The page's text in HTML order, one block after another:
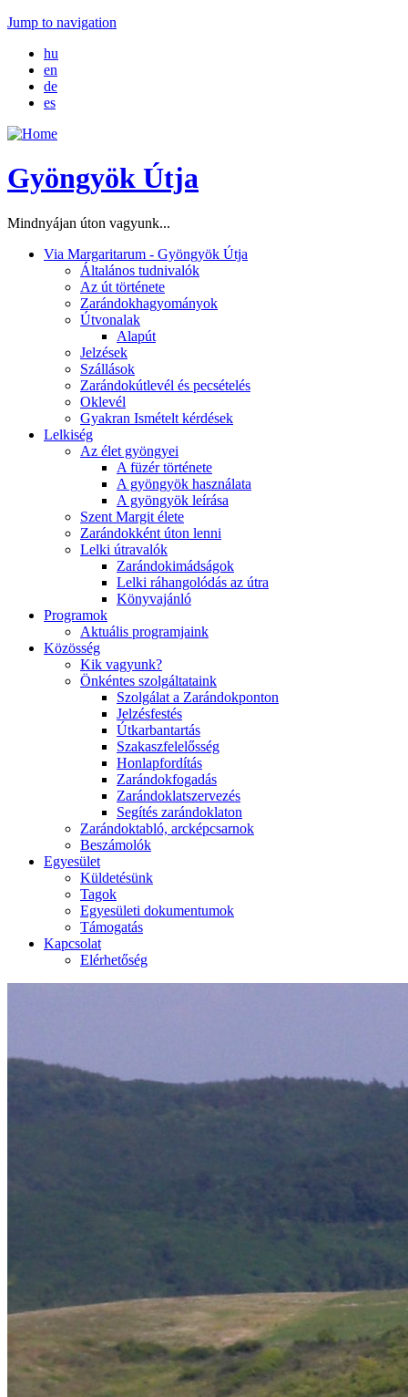
Jump to navigation
hu
en
de
es
Gyöngyök Útja
Mindnyájan úton vagyunk...
Via Margaritarum - Gyöngyök Útja
Általános tudnivalók
Az út története
Zarándokhagyományok
Útvonalak
Alapút
Jelzések
Szállások
Zarándokútlevél és pecsételés
Oklevél
Gyakran Ismételt kérdések
Lelkiség
Az élet gyöngyei
A füzér története
A gyöngyök használata
A gyöngyök leírása
Szent Margit élete
Zarándokként úton lenni
Lelki útravalók
Zarándokimádságok
Lelki ráhangolódás az útra
Könyvajánló
Programok
Aktuális programjaink
Közösség
Kik vagyunk?
Önkéntes szolgáltataink
Szolgálat a Zarándokponton
Jelzésfestés
Útkarbantartás
Szakaszfelelősség
Honlapfordítás
Zarándokfogadás
Zarándoklatszervezés
Segítés zarándoklaton
Zarándoktabló, arcképcsarnok
Beszámolók
Egyesület
Küldetésünk
Tagok
Egyesületi dokumentumok
Támogatás
Kapcsolat
Elérhetőség